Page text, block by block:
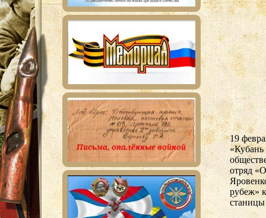
19
«Кубань
отряд
рубеж»
станицы